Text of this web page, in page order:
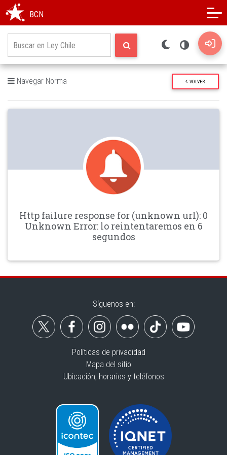
BCN
Navegar Norma VOLVER
Http failure response for (unknown url): 0
Unknown Error: lo reintentaremos en 6
segundos
Síguenos en:
Políticas de privacidad
Mapa del sitio
Ubicación, horarios y teléfonos